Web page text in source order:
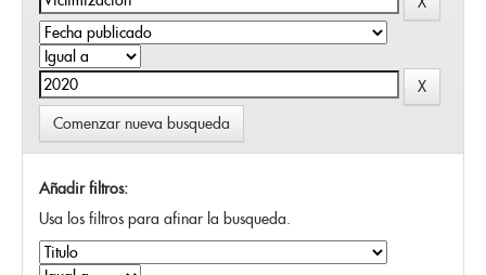
Comenzar nueva busqueda
Añadir filtros:
Usa los filtros para afinar la busqueda.